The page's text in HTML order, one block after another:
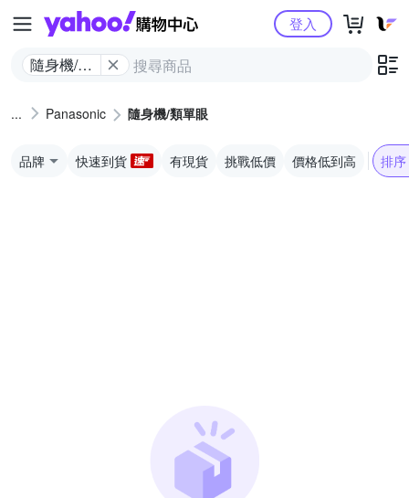
Yahoo購物中心
隨身機/類
登入
Panasonic 隨身機/類單眼
品牌 快速到貨 有現貨 挑戰低價 價格低到高 排序